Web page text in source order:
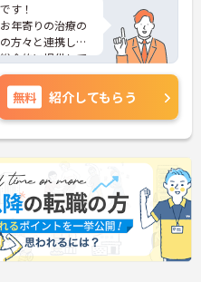
す！
年寄りの治療の
方々と連携しな
合的に提供して
の向上を目指さ
有効に使えま
て働けます！
など、さらに詳
談ください。
無料 紹介してもらう